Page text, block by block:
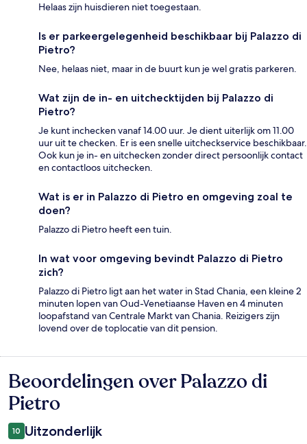
Helaas zijn huisdieren niet toegestaan.
Is er parkeergelegenheid beschikbaar bij Palazzo di
Pietro?
Nee, helaas niet, maar in de buurt kun je wel gratis parkeren.
Wat zijn de in- en uitchecktijden bij Palazzo di
Pietro?
Je kunt inchecken vanaf 14.00 uur. Je dient uiterlijk om 11.00
uur uit te checken. Er is een snelle uitcheckservice beschikbaar.
Ook kun je in- en uitchecken zonder direct persoonlijk contact
en contactloos uitchecken.
Wat is er in Palazzo di Pietro en omgeving zoal te
doen?
Palazzo di Pietro heeft een tuin.
In wat voor omgeving bevindt Palazzo di Pietro
zich?
Palazzo di Pietro ligt aan het water in Stad Chania, een kleine 2
minuten lopen van Oud-Venetiaanse Haven en 4 minuten
loopafstand van Centrale Markt van Chania. Reizigers zijn
lovend over de toplocatie van dit pension.
Beoordelingen
Beoordelingen over Palazzo di
Pietro
10 Uitzonderlijk